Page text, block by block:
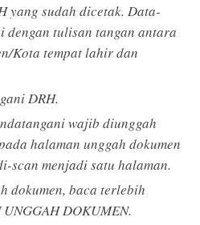
yang sudah dicetak. Data-
dengan tulisan tangan antara
Kota tempat lahir dan
DRH.
wajib diunggah
halaman unggah dokumen
scan menjadi satu halaman.
dokumen, baca terlebih
DOKUMEN.